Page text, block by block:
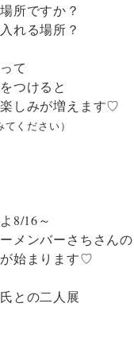
所ですか？
れる場所？
て
つけると
しみが増えます♡
てください）
8/16～
メンバーさちさんの
始まります♡
との二人展